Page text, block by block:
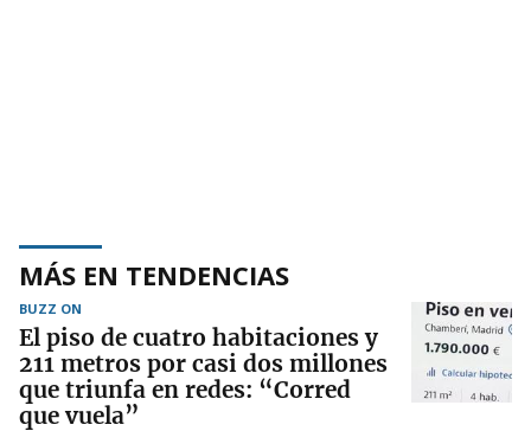
MÁS EN TENDENCIAS
BUZZ ON
El piso de cuatro habitaciones y
211 metros por casi dos millones
que triunfa en redes: “Corred
que vuela”